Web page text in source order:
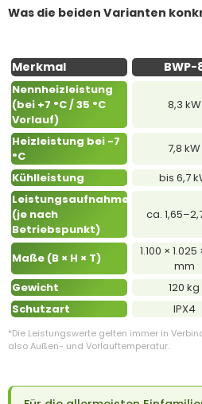
Was die beiden Varianten
Merkmal BWP-
Nennheizleistung
(bei +7 °C / 35 °C
Vorlauf)
8,3 kW
Heizleistung bei -7
°C
7,8 kW
Kühlleistung
bis 6,7
Leistungsaufnahme
(je nach
Betriebspunkt)
ca.
Maße (B × H × T)
1.100 ×
mm
Gewicht
120 kg
Schutzart
IPX4
*Die Leistungswerte gelten immer in
also Außen- und Vorlauftemperatur.